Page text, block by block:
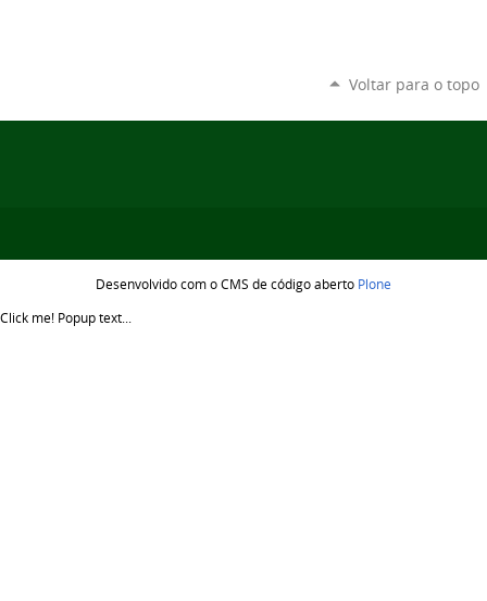
Voltar para o topo
Desenvolvido com o CMS de código aberto Plone
Click me! Popup text...